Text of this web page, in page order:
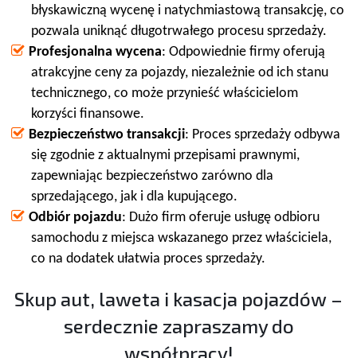
błyskawiczną wycenę i natychmiastową transakcję, co
pozwala uniknąć długotrwałego procesu sprzedaży.
Profesjonalna wycena: Odpowiednie firmy oferują
atrakcyjne ceny za pojazdy, niezależnie od ich stanu
technicznego, co może przynieść właścicielom
korzyści finansowe.
Bezpieczeństwo transakcji: Proces sprzedaży odbywa
się zgodnie z aktualnymi przepisami prawnymi,
zapewniając bezpieczeństwo zarówno dla
sprzedającego, jak i dla kupującego.
Odbiór pojazdu: Dużo firm oferuje usługę odbioru
samochodu z miejsca wskazanego przez właściciela,
co na dodatek ułatwia proces sprzedaży.
Skup aut, laweta i kasacja pojazdów –
serdecznie zapraszamy do
współpracy!